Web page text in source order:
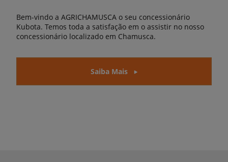
Bem-vindo a AGRICHAMUSCA o seu concessionário
Kubota. Temos toda a satisfação em o assistir no nosso
concessionário localizado em Chamusca.
Saiba Mais